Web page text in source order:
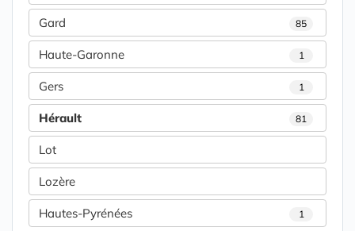
Gard 85
Haute-Garonne 1
Gers 1
Hérault 81
Lot
Lozère
Hautes-Pyrénées 1